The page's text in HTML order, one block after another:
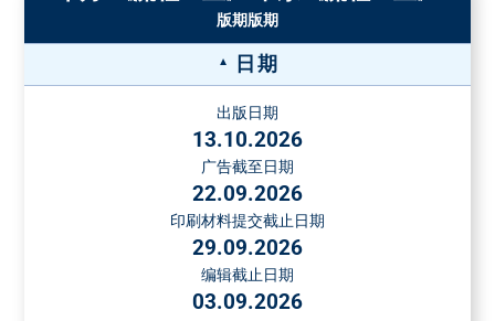
1/2 页 5190 €
占据2个栏目宽
4190 €
2990 €
最大135
6690 €
4 面
10090 €
13490 €
16890 €
在接受订单之前，必须提交一份样品。对于更高的纸张重量
和超过8面的装订插页的价格，请另咨询。
(不可折扣)
每千份的价格
€
最大格式：200 x 290毫米。对于更高重量的或薄纸上的附加
页或高度3毫米以上的附加页，可根据需求提供价格。对于部
分附加页（最少3000份），每千份额外收费16.00欧元。
版期版期
日期
出版日期
13.10.2026
广告截至日期
22.09.2026
印刷材料提交截止日期
29.09.2026
编辑截止日期
03.09.2026